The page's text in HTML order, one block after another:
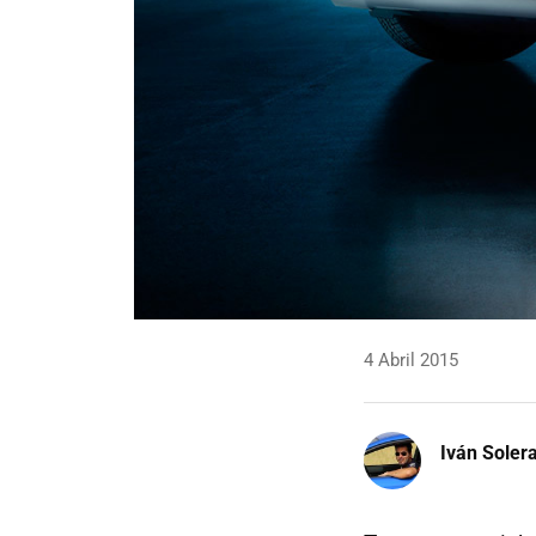
4 Abril 2015
Iván